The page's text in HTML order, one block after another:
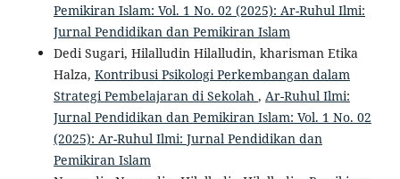
Pemikiran Islam: Vol. 1 No. 02 (2025): Ar-Ruhul Ilmi:
Jurnal Pendidikan dan Pemikiran Islam
Dedi Sugari, Hilalludin Hilalludin, kharisman Etika
Halza, Kontribusi Psikologi Perkembangan dalam
Strategi Pembelajaran di Sekolah , Ar-Ruhul Ilmi:
Jurnal Pendidikan dan Pemikiran Islam: Vol. 1 No. 02
(2025): Ar-Ruhul Ilmi: Jurnal Pendidikan dan
Pemikiran Islam